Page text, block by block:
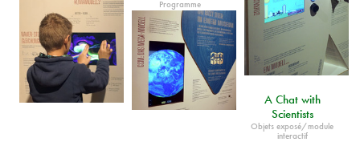
Programme
A Chat with
Scientists
Objets exposé/module
interactif